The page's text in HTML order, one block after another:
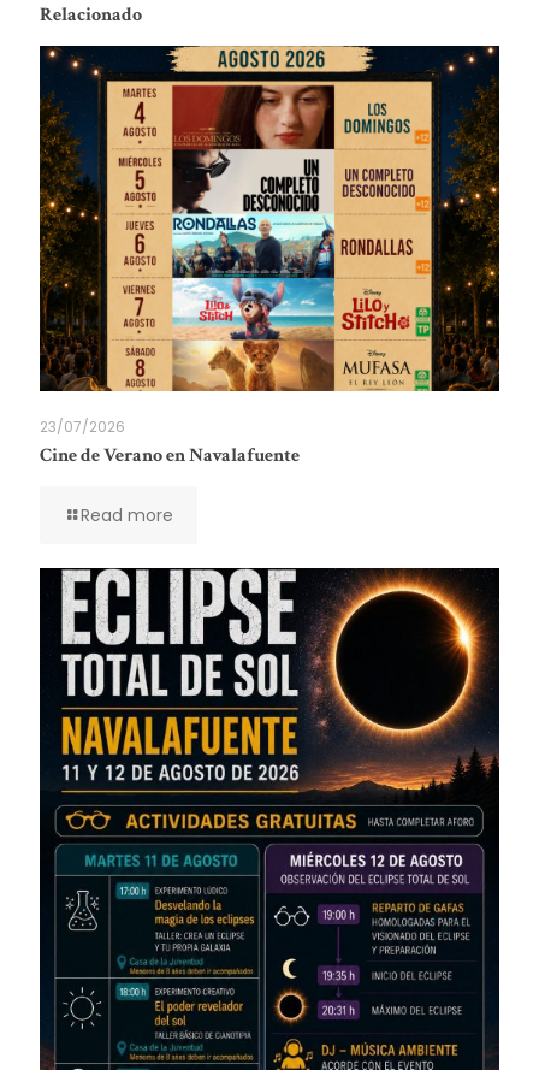
Relacionado
23/07/2026
Cine de Verano en Navalafuente
Read more